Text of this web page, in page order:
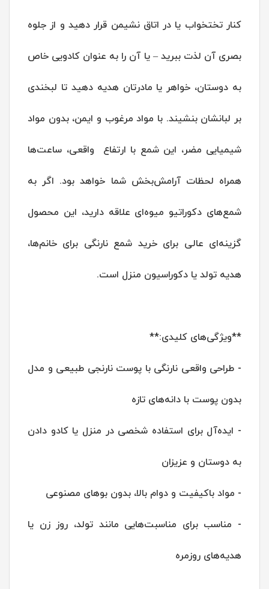
کنار تختخواب یا در اتاق نشیمن قرار دهید و از جلوه
بصری آن لذت ببرید – یا آن را به عنوان کادویی خاص
به دوستان، خواهر یا مادرتان هدیه دهید تا لبخندی
بر لبانشان بنشیند. با مواد مرغوب و ایمن، بدون مواد
شیمیایی مضر، این شمع با ارتفاع واقعی، ساعت‌ها
همراه لحظات آرامش‌بخش شما خواهد بود. اگر به
شمع‌های دکوراتیو میوه‌ای علاقه دارید، این محصول
گزینه‌ای عالی برای خرید شمع نارنگی برای خانم‌ها،
هدیه تولد یا دکوراسیون منزل است.
**ویژگی‌های کلیدی:**
- طراحی واقعی نارنگی با پوست نارنجی طبیعی و مدل
بدون پوست با دانه‌های تازه
- ایده‌آل برای استفاده شخصی در منزل یا کادو دادن
به دوستان و عزیزان
- مواد باکیفیت و دوام بالا، بدون بوهای مصنوعی
- مناسب برای مناسبت‌هایی مانند تولد، روز زن یا
هدیه‌های روزمره